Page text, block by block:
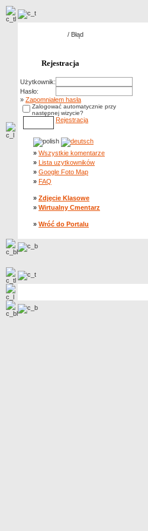
/ Błąd
Rejestracja
Użytkownik:
Hasło:
» Zapomniałem hasła
Zalogować automatycznie przy
następnej wizycie?
Rejestracja
» Wszystkie komentarze
» Lista uzytkowników
» Google Foto Map
» FAQ
» Zdjęcie Klasowe
» Wirtualny Cmentarz
» Wróć do Portalu